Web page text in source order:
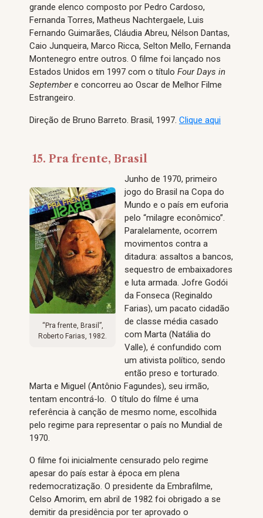
grande elenco composto por Pedro Cardoso,
Fernanda Torres, Matheus Nachtergaele, Luis
Fernando Guimarães, Cláudia Abreu, Nélson Dantas,
Caio Junqueira, Marco Ricca, Selton Mello, Fernanda
Montenegro entre outros. O filme foi lançado nos
Estados Unidos em 1997 com o título Four Days in
Septembere concorreu ao Oscar de Melhor Filme
Estrangeiro.
Direção de Bruno Barreto. Brasil, 1997. Clique aqui
15. Pra frente, Brasil
“Pra frente, Brasil”,
Roberto Farias, 1982.
Junho de 1970, primeiro
jogo do Brasil na Copa do
Mundo e o país em euforia
pelo “milagre econômico”.
Paralelamente, ocorrem
movimentos contra a
ditadura: assaltos a bancos,
sequestro de embaixadores
e luta armada. Jofre Godói
da Fonseca (Reginaldo
Farias), um pacato cidadão
de classe média casado
com Marta (Natália do
Valle), é confundido com
um ativista político, sendo
então preso e torturado.
Marta e Miguel (Antônio Fagundes), seu irmão,
tentam encontrá-lo. O título do filme é uma
referência à canção de mesmo nome, escolhida
pelo regime para representar o país no Mundial de
1970.
O filme foi inicialmente censurado pelo regime
apesar do país estar à época em plena
redemocratização. O presidente da Embrafilme,
Celso Amorim, em abril de 1982 foi obrigado a se
demitir da presidência por ter aprovado o